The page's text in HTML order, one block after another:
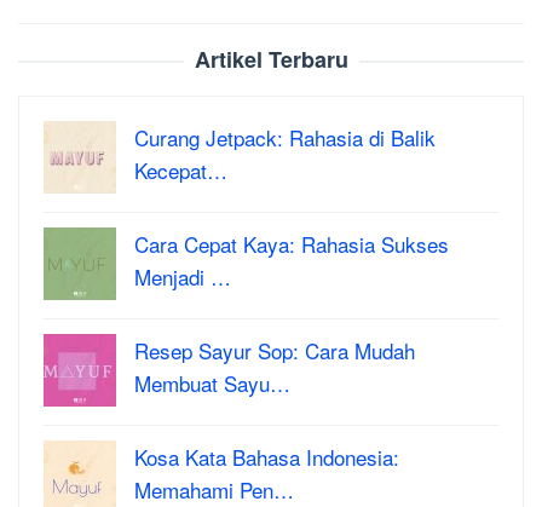
Artikel Terbaru
Curang Jetpack: Rahasia di Balik
Kecepat…
Cara Cepat Kaya: Rahasia Sukses
Menjadi …
Resep Sayur Sop: Cara Mudah
Membuat Sayu…
Kosa Kata Bahasa Indonesia:
Memahami Pen…